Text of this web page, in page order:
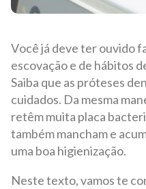
Você já deve ter ouvido
escovação e de hábitos
Saiba que as próteses
cuidados. Da mesma
retêm muita placa
também mancham e
uma boa higienização.
Neste texto, vamos te